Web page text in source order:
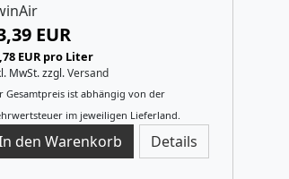
EUR
EUR pro Liter
MwSt.zzgl.Versand
Gesamtpreis ist abhängig von der
im jeweiligen Lieferland.
Details